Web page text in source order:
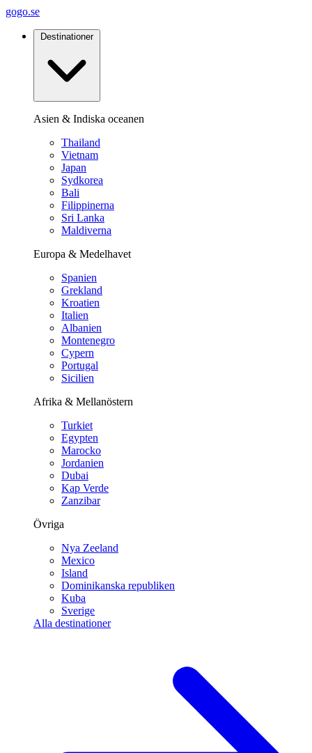
gogo.se
Destinationer
Asien & Indiska oceanen
Thailand
Vietnam
Japan
Sydkorea
Bali
Filippinerna
Sri Lanka
Maldiverna
Europa & Medelhavet
Spanien
Grekland
Kroatien
Italien
Albanien
Montenegro
Cypern
Portugal
Sicilien
Afrika & Mellanöstern
Turkiet
Egypten
Marocko
Jordanien
Dubai
Kap Verde
Zanzibar
Övriga
Nya Zeeland
Mexico
Island
Dominikanska republiken
Kuba
Sverige
Alla destinationer